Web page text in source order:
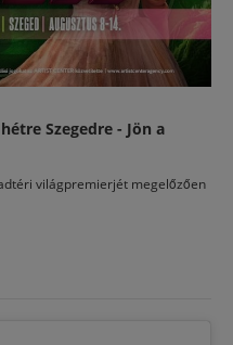
Szegedre - Jön a
világpremierjét megelőzően